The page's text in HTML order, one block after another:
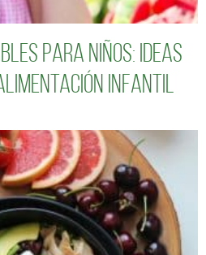
para niños: Ideas
infantil